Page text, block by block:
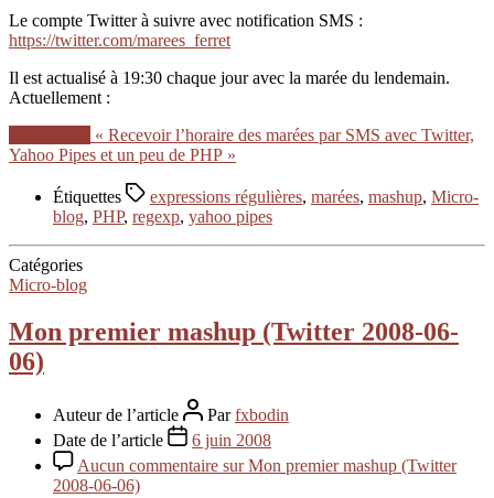
Le compte Twitter à suivre avec notification SMS :
https://twitter.com/marees_ferret
Il est actualisé à 19:30 chaque jour avec la marée du lendemain.
Actuellement :
« Recevoir l’horaire des marées par SMS avec Twitter,
Yahoo Pipes et un peu de PHP »
Étiquettes expressions régulières, marées, mashup, Micro-
blog, PHP, regexp, yahoo pipes
Catégories
Micro-blog
Mon premier mashup (Twitter 2008-06-
06)
Auteur de l’article Parfxbodin
Date de l’article
6 juin 2008
Aucun commentaire sur Mon premier mashup (Twitter
2008-06-06)